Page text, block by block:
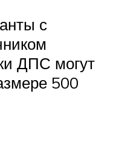
с
ДПС могут
500